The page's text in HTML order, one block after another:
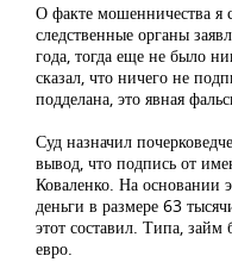
О факте мошенничества я
следственные органы
года, тогда еще не было
сказал, что ничего не
подделана, это явная
Суд назначил
вывод, что подпись от
Коваленко. На основании
деньги в размере 63
этот составил. Типа, займ
евро.